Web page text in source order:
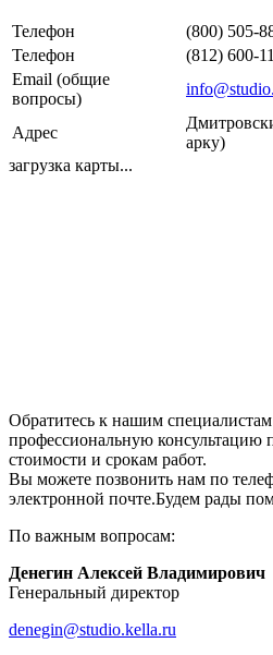
Телефон
(800) 505-
Телефон
(812) 600-
Email (общие
вопросы)
Адрес
арку)
загрузка карты...
Обратитесь к нашим
профессиональную консультацию
стоимости и срокам работ.
Вы можете позвонить нам по
электронной почте.Будем рады
По важным вопросам:
Денегин Алексей Владимирович
Генеральный директор
denegin@studio.kella.ru